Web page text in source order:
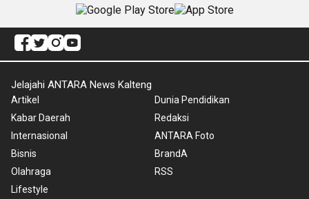
Jelajahi ANTARA News Kalteng
Artikel
Kabar Daerah
Internasional
Bisnis
Olahraga
Lifestyle
Dunia Pendidikan
Redaksi
ANTARA Foto
BrandA
RSS